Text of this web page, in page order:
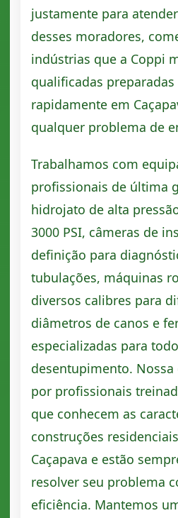
justamente para
desses moradores,
indústrias que a Coppi
qualificadas
rapidamente em
qualquer problema de
Trabalhamos com
profissionais de última
hidrojato de alta
3000 PSI, câmeras de
definição para
tubulações, máquinas
diversos calibres para
diâmetros de canos e
especializadas para
desentupimento.
por profissionais
que conhecem as
construções
Caçapava e estão
resolver seu problema
eficiência. Mantemos